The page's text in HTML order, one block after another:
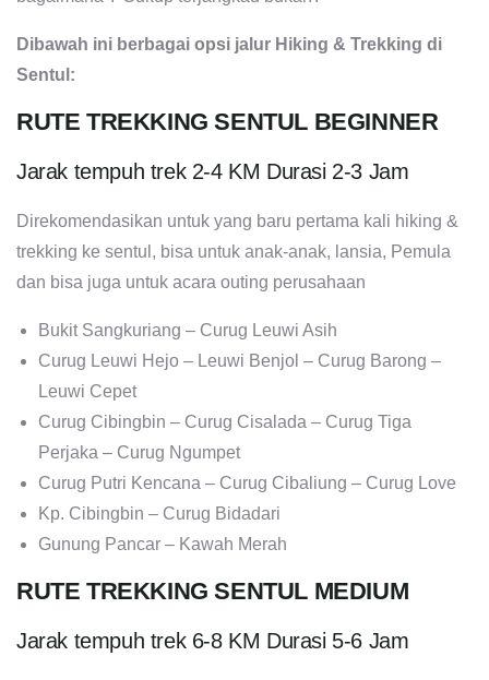
Dibawah ini berbagai opsi jalur Hiking & Trekking di
Sentul:
RUTE TREKKING SENTUL BEGINNER
Jarak tempuh trek 2-4 KM Durasi 2-3 Jam
Direkomendasikan untuk yang baru pertama kali hiking &
trekking ke sentul, bisa untuk anak-anak, lansia, Pemula
dan bisa juga untuk acara outing perusahaan
Bukit Sangkuriang – Curug Leuwi Asih
Curug Leuwi Hejo – Leuwi Benjol – Curug Barong –
Leuwi Cepet
Curug Cibingbin – Curug Cisalada – Curug Tiga
Perjaka – Curug Ngumpet
Curug Putri Kencana – Curug Cibaliung – Curug Love
Kp. Cibingbin – Curug Bidadari
Gunung Pancar – Kawah Merah
RUTE TREKKING SENTUL MEDIUM
Jarak tempuh trek 6-8 KM Durasi 5-6 Jam